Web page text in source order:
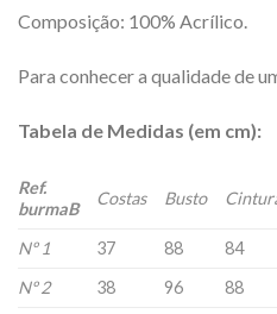
Composição: 100% Acrílico.
Para conhecer a qualidade de
Tabela de Medidas (em cm):
Ref.
burmaB
Costas Busto
Nº 1 37 88 84
Nº 2
38 96 88